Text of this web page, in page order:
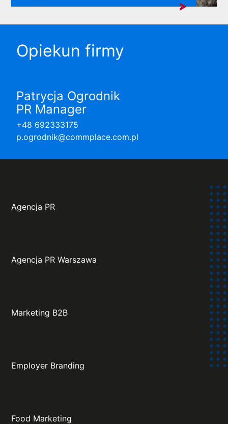
Opiekun firmy
Patrycja Ogrodnik
PR Manager
+48 692333175
p.ogrodnik@commplace.com.pl
Agencja PR
Agencja PR Warszawa
Marketing B2B
Employer Branding
Food Marketing